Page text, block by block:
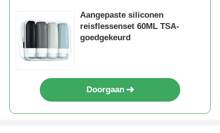
Aangepaste siliconen
reisflessenset 60ML TSA-
goedgekeurd
Doorgaan